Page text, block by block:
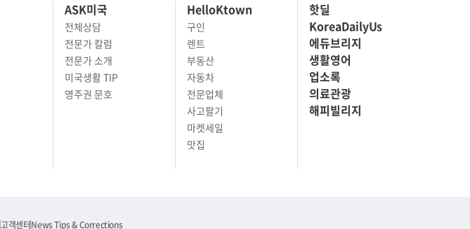
ASK미국
전체상담
전문가 칼럼
전문가 소개
미국생활 TIP
영주권 문호
HelloKtown
구인
렌트
부동산
자동차
전문업체
사고팔기
마켓세일
맛집
핫딜
KoreaDailyUs
에듀브리지
생활영어
업소록
의료관광
해피빌리지
고객센터News Tips & Corrections